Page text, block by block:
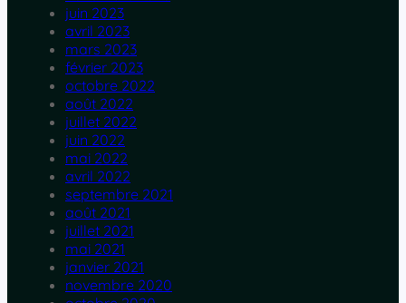
juin 2023
avril 2023
mars 2023
février 2023
octobre 2022
août 2022
juillet 2022
juin 2022
mai 2022
avril 2022
septembre 2021
août 2021
juillet 2021
mai 2021
janvier 2021
novembre 2020